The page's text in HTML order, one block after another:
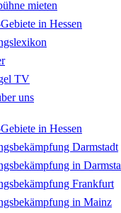
mieten
in Hessen
TV
uns
in Hessen
Darmstadt
in
Frankfurt
in Mainz